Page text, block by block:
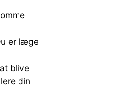
er læge
blive
din